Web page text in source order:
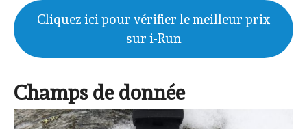
Cliquez ici pour vérifier le meilleur prix
sur i-Run
Champs de donnée